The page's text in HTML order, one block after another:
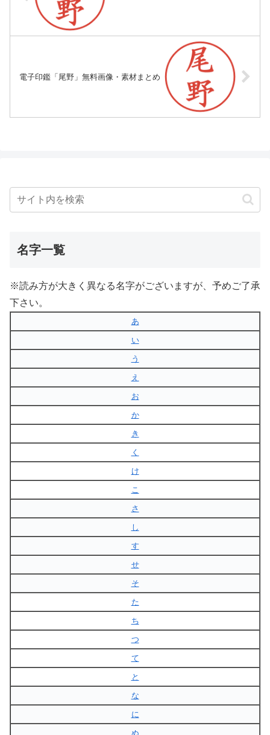
電子印鑑「尾野」無料画像・素材まとめ
名字一覧
※読み方が大きく異なる名字がございますが、予めご了承
下さい。
あ
い
う
え
お
か
き
く
け
こ
さ
し
す
せ
そ
た
ち
つ
て
と
な
に
ぬ